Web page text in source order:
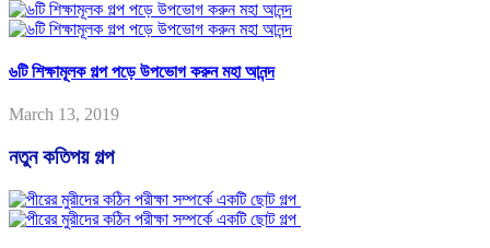
৬টি শিক্ষামূলক গল্প পড়ে উপভোগ করুন মহা আনন্দ
March 13, 2019
নতুন কতিপয় গল্প